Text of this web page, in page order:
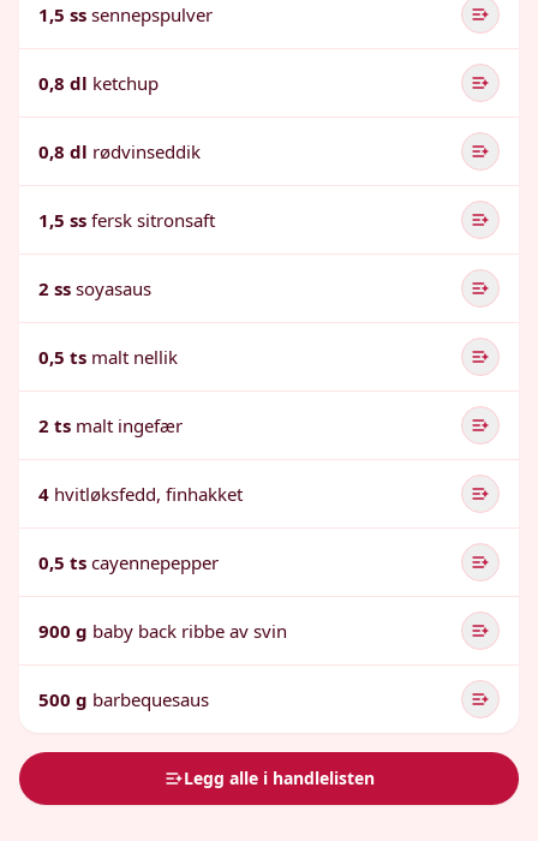
1,5 ss sennepspulver
0,8 dl ketchup
0,8 dl rødvinseddik
1,5 ss fersk sitronsaft
2 ss soyasaus
0,5 ts malt nellik
2 ts malt ingefær
4 hvitløksfedd, finhakket
0,5 ts cayennepepper
900 g baby back ribbe av svin
500 g barbequesaus
Legg alle i handlelisten